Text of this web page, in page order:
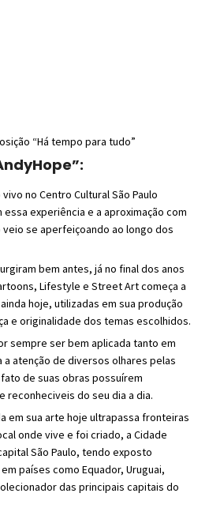
“Há tempo para tudo”
no Centro Cultural São Paulo
essa experiência e a aproximação com
se aperfeiçoando ao longo dos
bem antes, já no final dos anos
Lifestyle e Street Art começa a
hoje, utilizadas em sua produção
e originalidade dos temas escolhidos.
sempre ser bem aplicada tanto em
a atenção de diversos olhares pelas
de suas obras possuírem
do seu dia a dia.
em sua arte hoje ultrapassa fronteiras
onde vive e foi criado, a Cidade
São Paulo, tendo exposto
países como Equador, Uruguai,
das principais capitais do